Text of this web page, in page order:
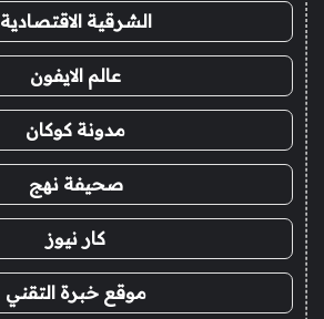
الشرقية الاقتصادية
عالم الايفون
مدونة كوكان
صحيفة نهج
كار نيوز
موقع خبرة التقني